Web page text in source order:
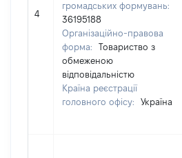
4
громадських формувань:
36195188
Організаційно-правова
форма:
Товариство з
обмеженою
відповідальністю
Країна реєстрації
головного офісу:
Україна